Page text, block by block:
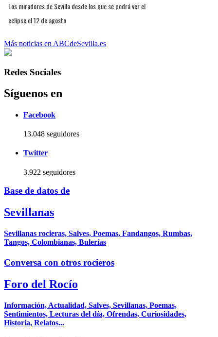
Los miradores de Sevilla desde los que se podrá ver el
eclipse el 12 de agosto
Más noticias en ABCdeSevilla.es
Redes Sociales
Síguenos en
Facebook
13.048 seguidores
Twitter
3.922 seguidores
Base de datos de
Sevillanas
Sevillanas rocieras, Salves, Poemas, Fandangos, Rumbas,
Tangos, Colombianas, Bulerías
Conversa con otros rocieros
Foro del Rocío
Información, Actualidad, Salves, Sevillanas, Poemas,
Sentimientos, Lecturas del día, Ofrendas, Curiosidades,
Historia, Relatos...